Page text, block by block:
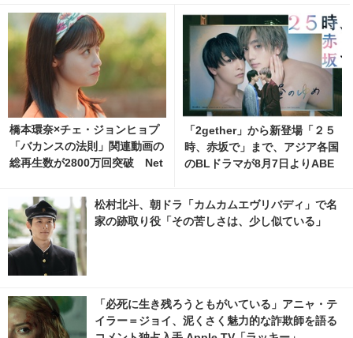
橋本環奈×チェ・ジョンヒョプ
「バカンスの法則」関連動画の
総再生数が2800万回突破 Net
「2gether」から新登場「２５
時、赤坂で」まで、アジア各国
のBLドラマが8月7日よりABE
松村北斗、朝ドラ「カムカムエヴリバディ」で名
家の跡取り役「その苦しさは、少し似ている」
「必死に生き残ろうともがいている」アニャ・テ
イラー＝ジョイ、泥くさく魅力的な詐欺師を語る